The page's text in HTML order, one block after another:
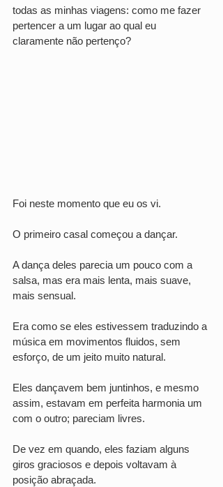
todas as minhas viagens: como me fazer
pertencer a um lugar ao qual eu
claramente não pertenço?
Foi neste momento que eu os vi.
O primeiro casal começou a dançar.
A dança deles parecia um pouco com a
salsa, mas era mais lenta, mais suave,
mais sensual.
Era como se eles estivessem traduzindo a
música em movimentos fluidos, sem
esforço, de um jeito muito natural.
Eles dançavem bem juntinhos, e mesmo
assim, estavam em perfeita harmonia um
com o outro; pareciam livres.
De vez em quando, eles faziam alguns
giros graciosos e depois voltavam à
posição abraçada.